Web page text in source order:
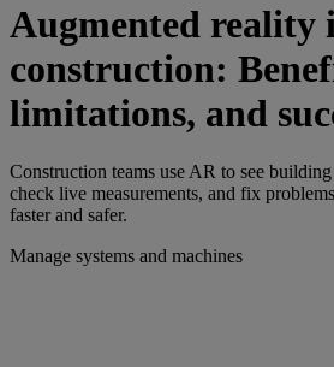
Augmented reality
construction:
limitations, and
Construction teams use AR to see
check live measurements, and fix
faster and safer.
Manage systems and machines